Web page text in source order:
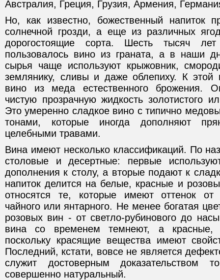
Австралия, Греция, Грузия, Армения,
Но, как известно, божественный напиток
солнечной грозди, а еще из различных
дорогостоящие сорта. Шесть тысяч лет
пользовалось вино из граната, а в наши
сырья чаще используют крыжовник,
землянику, сливы и даже облепиху. К этой
вино из меда естественного брожения.
чистую прозрачную жидкость золотистого
Это умеренно сладкое вино с типично
тонами, которые иногда дополняют
целебными травами.
Вина имеют несколько классификаций. По
столовые и десертные: первые
дополнения к столу, а вторые подают к
напиток делится на белые, красные и
относятся те, которые имеют оттенок от
чайного или янтарного. Не менее богатая
розовых вин - от светло-рубинового до
вина со временем темнеют, а красные,
поскольку красящие вещества имеют
Последний, кстати, вовсе не является
служит достоверным доказательством
совершенно натуральный.